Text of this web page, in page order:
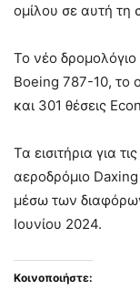
ομίλου σε αυτή τη
Το νέο
Boeing 787-10, το
και 301 θέσεις
Τα εισιτήρια για
αεροδρόμιο
μέσω των
Ιουνίου 2024.
Κοινοποιήστε: